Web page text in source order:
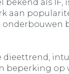
als IF,
aan
dieettrend,
beperking